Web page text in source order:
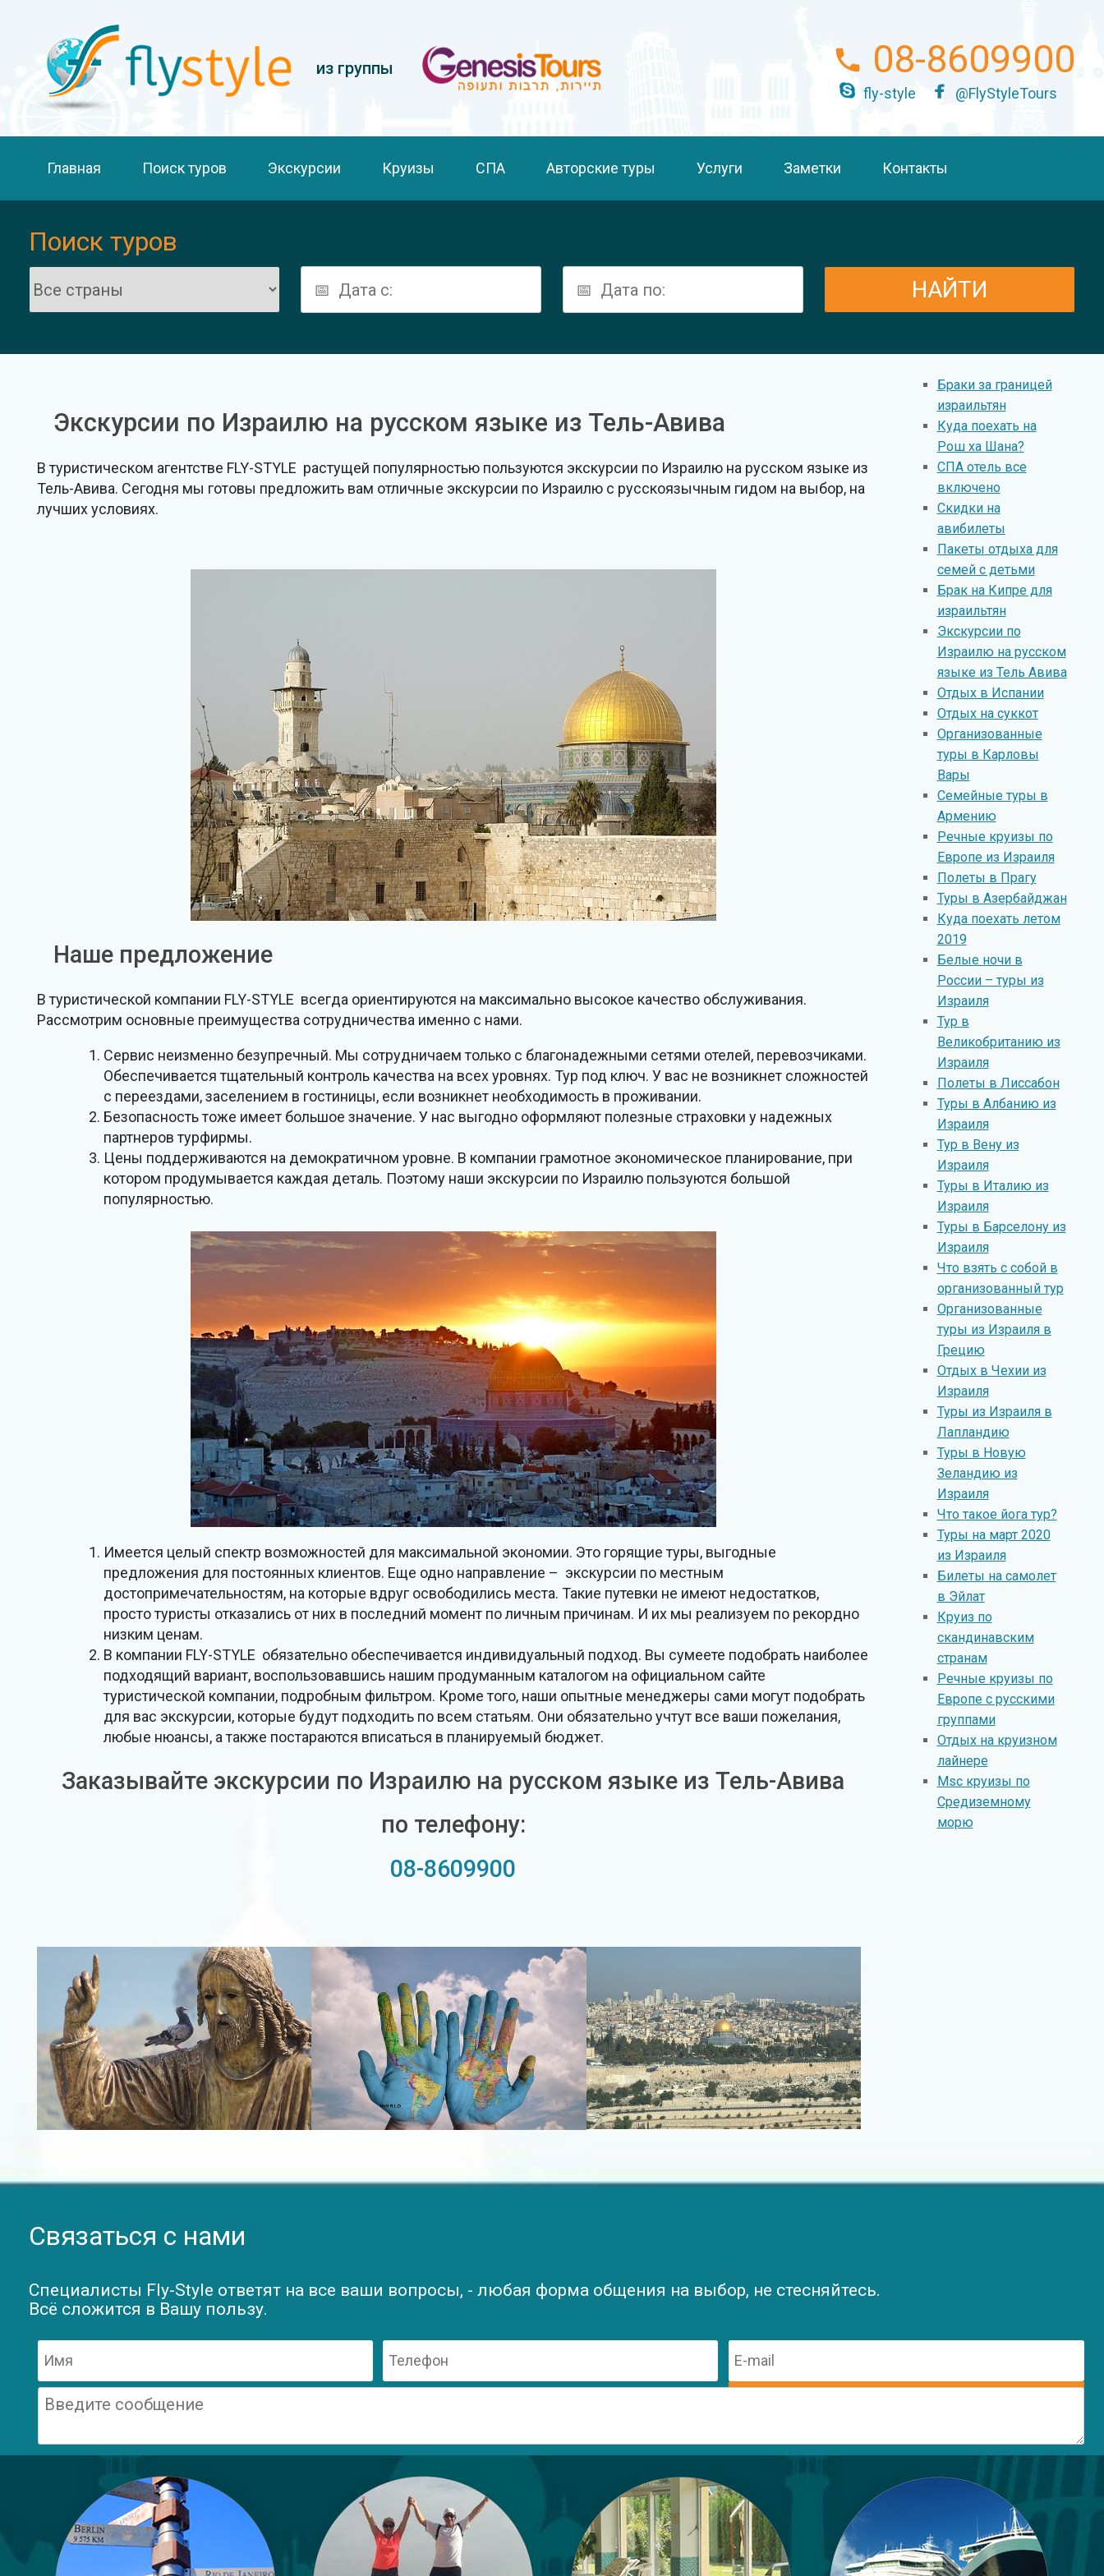
из группы 08-8609900
fly-style @FlyStyleTours
Главная Поиск туров Экскурсии Круизы СПА Авторские туры Услуги Заметки Контакты
Поиск туров
Экскурсии по Израилю на русском языке из Тель-Авива
В туристическом агентстве FLY-STYLE растущей популярностью пользуются экскурсии по Израилю на русском языке из
Тель-Авива. Сегодня мы готовы предложить вам отличные экскурсии по Израилю с русскоязычным гидом на выбор, на
лучших условиях.
Наше предложение
В туристической компании FLY-STYLE всегда ориентируются на максимально высокое качество обслуживания.
Рассмотрим основные преимущества сотрудничества именно с нами.
Сервис неизменно безупречный. Мы сотрудничаем только с благонадежными сетями отелей, перевозчиками.
Обеспечивается тщательный контроль качества на всех уровнях. Тур под ключ. У вас не возникнет сложностей
с переездами, заселением в гостиницы, если возникнет необходимость в проживании.
Безопасность тоже имеет большое значение. У нас выгодно оформляют полезные страховки у надежных
партнеров турфирмы.
Цены поддерживаются на демократичном уровне. В компании грамотное экономическое планирование, при
котором продумывается каждая деталь. Поэтому наши экскурсии по Израилю пользуются большой
популярностью.
Имеется целый спектр возможностей для максимальной экономии. Это горящие туры, выгодные
предложения для постоянных клиентов. Еще одно направление – экскурсии по местным
достопримечательностям, на которые вдруг освободились места. Такие путевки не имеют недостатков,
просто туристы отказались от них в последний момент по личным причинам. И их мы реализуем по рекордно
низким ценам.
В компании FLY-STYLE обязательно обеспечивается индивидуальный подход. Вы сумеете подобрать наиболее
подходящий вариант, воспользовавшись нашим продуманным каталогом на официальном сайте
туристической компании, подробным фильтром. Кроме того, наши опытные менеджеры сами могут подобрать
для вас экскурсии, которые будут подходить по всем статьям. Они обязательно учтут все ваши пожелания,
любые нюансы, а также постараются вписаться в планируемый бюджет.
Заказывайте экскурсии по Израилю на русском языке из Тель-Авива
по телефону:
08-8609900
Браки за границей
израильтян
Куда поехать на
Рош ха Шана?
СПА отель все
включено
Скидки на
авибилеты
Пакеты отдыха для
семей с детьми
Брак на Кипре для
израильтян
Экскурсии по
Израилю на русском
языке из Тель Авива
Отдых в Испании
Отдых на суккот
Организованные
туры в Карловы
Вары
Семейные туры в
Армению
Речные круизы по
Европе из Израиля
Полеты в Прагу
Туры в Азербайджан
Куда поехать летом
2019
Белые ночи в
России – туры из
Израиля
Тур в
Великобританию из
Израиля
Полеты в Лиссабон
Туры в Албанию из
Израиля
Тур в Вену из
Израиля
Туры в Италию из
Израиля
Туры в Барселону из
Израиля
Что взять с собой в
организованный тур
Организованные
туры из Израиля в
Грецию
Отдых в Чехии из
Израиля
Туры из Израиля в
Лапландию
Туры в Новую
Зеландию из
Израиля
Что такое йога тур?
Туры на март 2020
из Израиля
Билеты на самолет
в Эйлат
Круиз по
скандинавским
странам
Речные круизы по
Европе с русскими
группами
Отдых на круизном
лайнере
Msc круизы по
Средиземному
морю
Связаться с нами
Специалисты Fly-Style ответят на все ваши вопросы, - любая форма общения на выбор, не стесняйтесь.
Всё сложится в Вашу пользу.